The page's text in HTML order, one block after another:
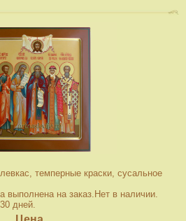
темперные краски, сусальное
выполнена на заказ.Нет в наличии.
дней.